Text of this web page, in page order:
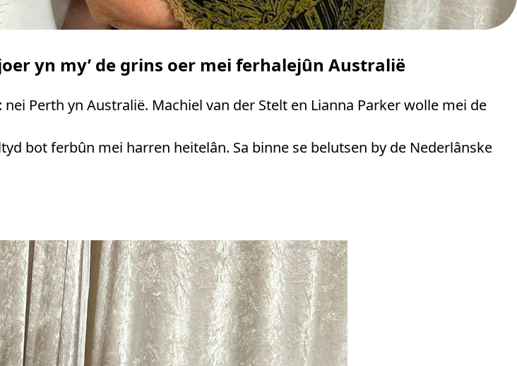
yn my’ de grins oer mei ferhalejûn Australië
Perth yn Australië. Machiel van der Stelt en Lianna Parker wolle mei de
bot ferbûn mei harren heitelân. Sa binne se belutsen by de Nederlânske